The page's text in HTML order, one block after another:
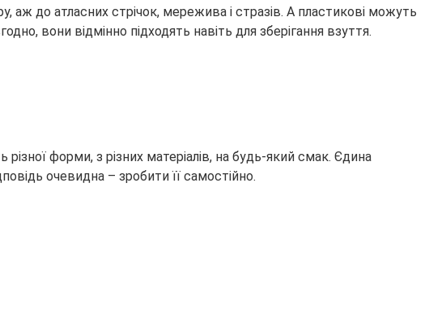
аж до атласних стрічок, мережива і стразів. А пластикові можуть
вони відмінно підходять навіть для зберігання взуття.
форми, з різних матеріалів, на будь-який смак. Єдина
очевидна – зробити її самостійно.